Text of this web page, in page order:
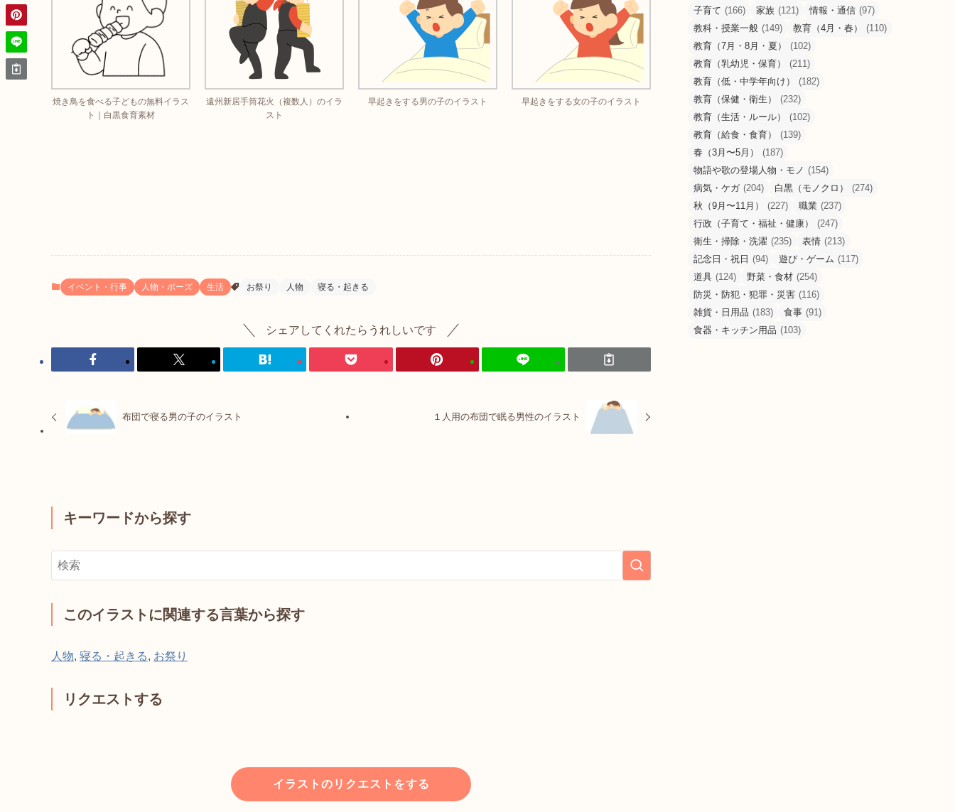
焼き鳥を食べる子どもの無料イラス
ト｜白黒食育素材
遠州新居手筒花火（複数人）のイラ
スト
早起きをする男の子のイラスト 早起きをする女の子のイラスト
イベント・行事 人物・ポーズ 生活 お祭り 人物 寝る・起きる
シェアしてくれたらうれしいです
布団で寝る男の子のイラスト １人用の布団で眠る男性のイラスト
キーワードから探す
このイラストに関連する言葉から探す
人物, 寝る・起きる, お祭り
リクエストする
イラストのリクエストをする
子育て (166) 家族 (121) 情報・通信 (97)
教科・授業一般 (149) 教育（4月・春）
(110)
教育（7月・8月・夏）
(102)
教育（乳幼児・保育）
(211)
教育（低・中学年向け）
(182)
教育（保健・衛生）
(232)
教育（生活・ルール）
(102)
教育（給食・食育）
(139)
春（3月〜5月）
(187)
物語や歌の登場人物・モノ (154)
病気・ケガ (204) 白黒（モノクロ）
(274)
秋（9月〜11月）
(227) 職業 (237)
行政（子育て・福祉・健康）
(247)
衛生・掃除・洗濯 (235) 表情 (213)
記念日・祝日 (94) 遊び・ゲーム (117)
道具 (124) 野菜・食材 (254)
防災・防犯・犯罪・災害 (116)
雑貨・日用品 (183) 食事 (91)
食器・キッチン用品 (103)